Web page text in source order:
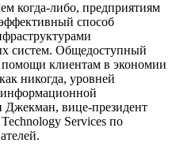
когда-либо, предприятиям
способ
систем. Общедоступный
клиентам в экономии
никогда, уровней
Джекман, вице-президент
Services по